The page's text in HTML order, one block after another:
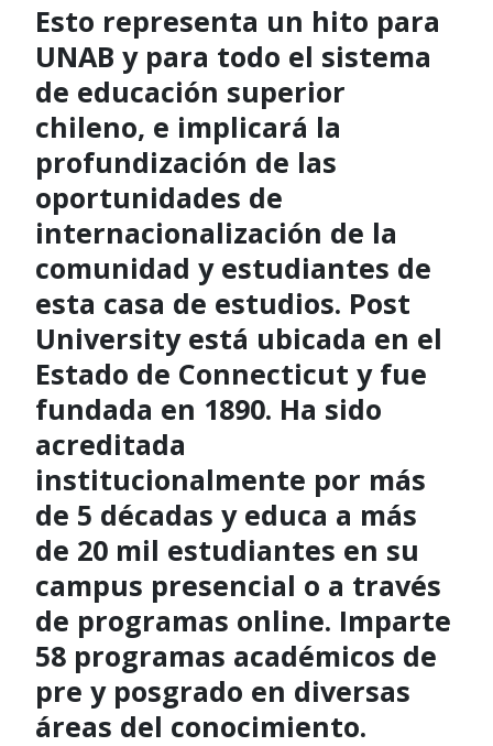
Esto representa un hito para
UNAB y para todo el sistema
de educación superior
chileno, e implicará la
profundización de las
oportunidades de
internacionalización de la
comunidad y estudiantes de
esta casa de estudios. Post
University está ubicada en el
Estado de Connecticut y fue
fundada en 1890. Ha sido
acreditada
institucionalmente por más
de 5 décadas y educa a más
de 20 mil estudiantes en su
campus presencial o a través
de programas online. Imparte
58 programas académicos de
pre y posgrado en diversas
áreas del conocimiento.